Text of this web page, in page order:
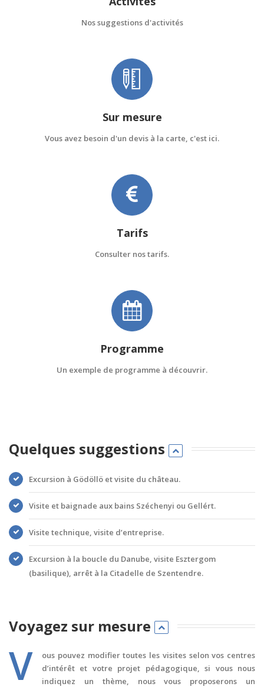
Nos suggestions d'activités
Sur mesure
Vous avez besoin d'un devis à la carte, c'est ici.
Tarifs
Consulter nos tarifs.
Programme
Un exemple de programme à découvrir.
Quelques suggestions
Excursion à Gödöllö et visite du château.
Visite et baignade aux bains Széchenyi ou Gellért.
Visite technique, visite d’entreprise.
Excursion à la boucle du Danube, visite Esztergom
(basilique), arrêt à la Citadelle de Szentendre.
Voyagez sur mesure
V
ous pouvez modifier toutes les visites selon vos centres
d’intérêt et votre projet pédagogique, si vous nous
indiquez un thème, nous vous proposerons un